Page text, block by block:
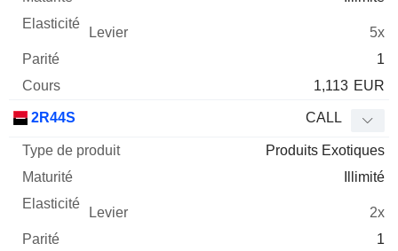
5x
1
1,113 EUR
2R44S CALL
Produits Exotiques
Illimité
2x
1